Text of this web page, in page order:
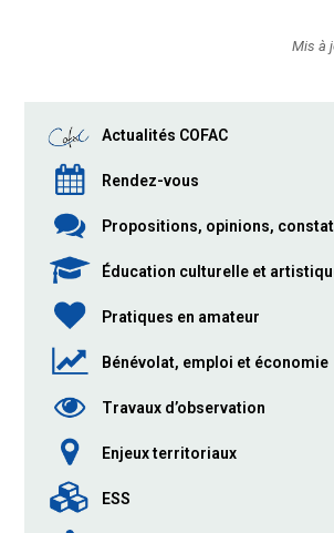
Mis à
Actualités COFAC
Rendez-vous
Propositions, opinions,
Éducation culturelle et
Pratiques en amateur
Bénévolat, emploi et économie
Travaux d’observation
Enjeux territoriaux
ESS